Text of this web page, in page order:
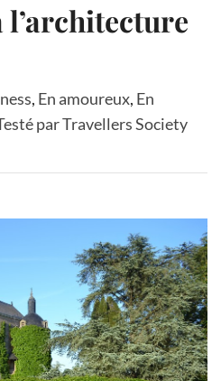
, En amoureux, En
par Travellers Society